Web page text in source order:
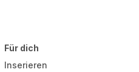
Für dich
Inserieren